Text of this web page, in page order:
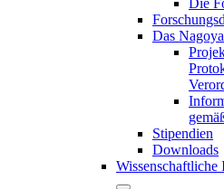
Das
Stipendien
Downloads
Wissenschaftliche